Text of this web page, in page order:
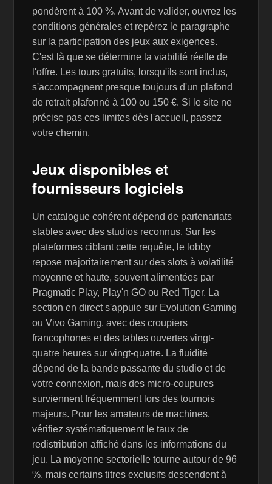
pondèrent à 100 %. Avant de valider, ouvrez les
conditions générales et repérez le paragraphe
sur la participation des jeux aux exigences.
C'est là que se détermine la viabilité réelle de
l'offre. Les tours gratuits, lorsqu'ils sont inclus,
s'accompagnent presque toujours d'un plafond
de retrait plafonné à 100 ou 150 €. Si le site ne
précise pas ces limites dès l'accueil, passez
votre chemin.
Jeux disponibles et
fournisseurs logiciels
Un catalogue cohérent dépend de partenariats
stables avec des studios reconnus. Sur les
plateformes ciblant cette requête, le lobby
repose majoritairement sur des slots à volatilité
moyenne et haute, souvent alimentées par
Pragmatic Play, Play'n GO ou Red Tiger. La
section en direct s'appuie sur Evolution Gaming
ou Vivo Gaming, avec des croupiers
francophones et des tables ouvertes vingt-
quatre heures sur vingt-quatre. La fluidité
dépend de la bande passante du studio et de
votre connexion, mais des micro-coupures
surviennent fréquemment lors des tournois
majeurs. Pour les amateurs de machines,
vérifiez systématiquement le taux de
redistribution affiché dans les informations du
jeu. La moyenne sectorielle tourne autour de 96
%, mais certains titres exclusifs descendent à